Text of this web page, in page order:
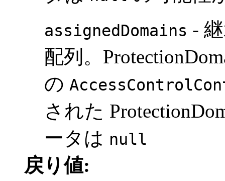
assignedDomains -
配列。
の
された
ータは null
戻り値: